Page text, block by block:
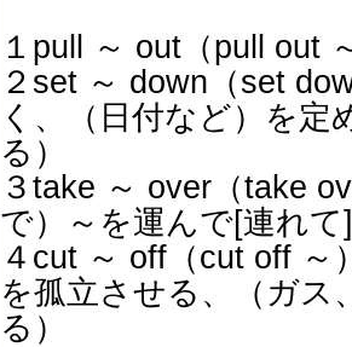
１pull ～ out（pull out
２set ～ down（set
く、（日付など）を定
る）
３take ～ over（take
で）～を運んで[連れて
４cut ～ off（cut off ～
を孤立させる、（ガス
る）